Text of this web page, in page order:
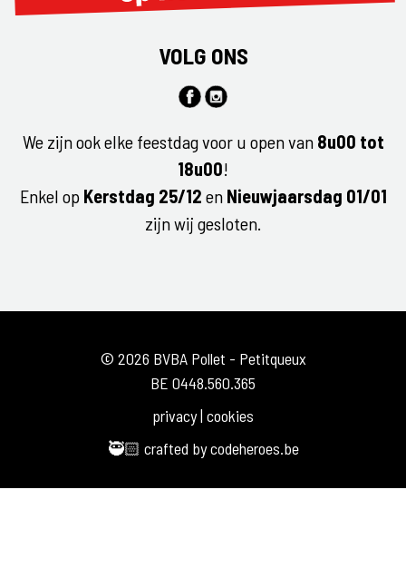
VOLG ONS
We zijn ook elke feestdag voor u open van 8u00 tot
18u00!
Enkel op Kerstdag 25/12 en Nieuwjaarsdag 01/01
zijn wij gesloten.
© 2026 BVBA Pollet - Petitqueux
BE 0448.560.365
privacy| cookies
🥷🏻 crafted bycodeheroes.be